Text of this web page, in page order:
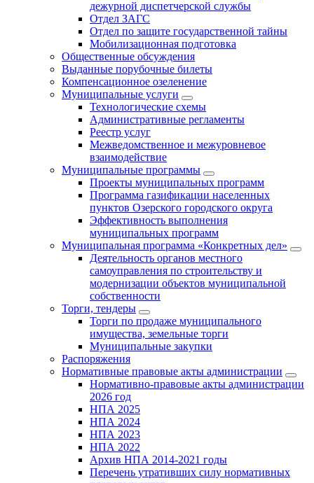
дежурной диспетчерской службы
Отдел ЗАГС
Отдел по защите государственной тайны
Мобилизационная подготовка
Общественные обсуждения
Выданные порубочные билеты
Компенсационное озеленение
Муниципальные услуги
Технологические схемы
Административные регламенты
Реестр услуг
Межведомственное и межуровневое
взаимодействие
Муниципальные программы
Проекты муниципальных программ
Программа газификации населенных
пунктов Озерского городского округа
Эффективность выполнения
муниципальных программ
Муниципальная программа «Конкретных дел»
Деятельность органов местного
самоуправления по строительству и
модернизации объектов муниципальной
собственности
Торги, тендеры
Торги по продаже муниципального
имущества, земельные торги
Муниципальные закупки
Распоряжения
Нормативные правовые акты администрации
Нормативно-правовые акты администрации
2026 год
НПА 2025
НПА 2024
НПА 2023
НПА 2022
Архив НПА 2014-2021 годы
Перечень утративших силу нормативных